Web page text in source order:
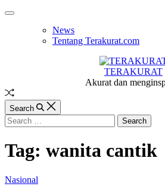
Skip
Off
News
Tentang Terakurat.com
TERAKURAT
Akurat dan
Random
Article
Search
Search
for:
Tag: wanita cantik
Categories
Nasional